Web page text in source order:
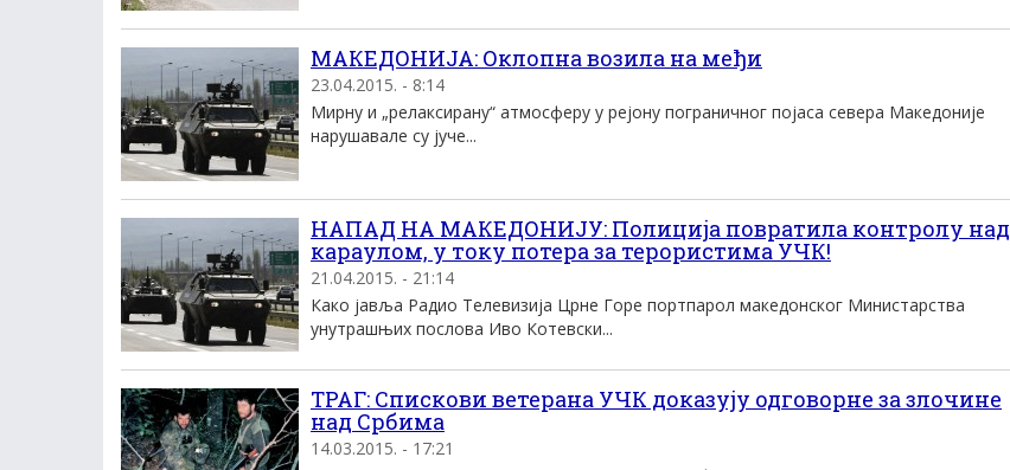
МАКЕДОНИЈА: Оклопна возила на међи
23.04.2015. - 8:14
Мирну и „релаксирану“ атмосферу у рејону пограничног појаса севера Македоније
нарушавале су јуче...
НАПАД НА МАКЕДОНИЈУ: Полиција повратила контролу над
караулом, у току потера за терористима УЧК!
21.04.2015. - 21:14
Како јавља Радио Телевизија Црне Горе портпарол македонског Министарства
унутрашњих послова Иво Котевски...
ТРАГ: Спискови ветерана УЧК доказују одговорне за злочине
над Србима
14.03.2015. - 17:21